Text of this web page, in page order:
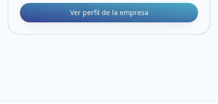
Ver perfil de la empresa